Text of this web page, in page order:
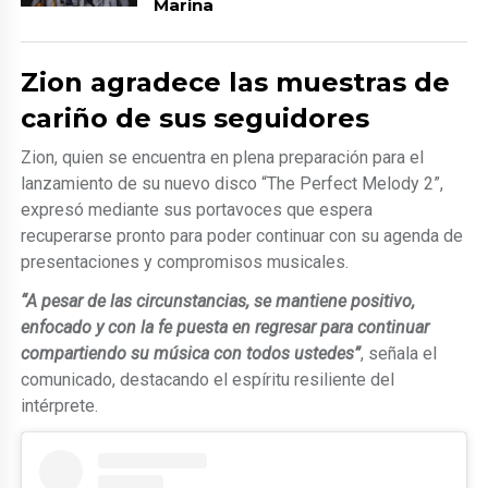
Marina
Zion agradece las muestras de
cariño de sus seguidores
Zion, quien se encuentra en plena preparación para el
lanzamiento de su nuevo disco “The Perfect Melody 2”,
expresó mediante sus portavoces que espera
recuperarse pronto para poder continuar con su agenda de
presentaciones y compromisos musicales.
“A pesar de las circunstancias, se mantiene positivo,
enfocado y con la fe puesta en regresar para continuar
compartiendo su música con todos ustedes”, señala el
comunicado, destacando el espíritu resiliente del
intérprete.